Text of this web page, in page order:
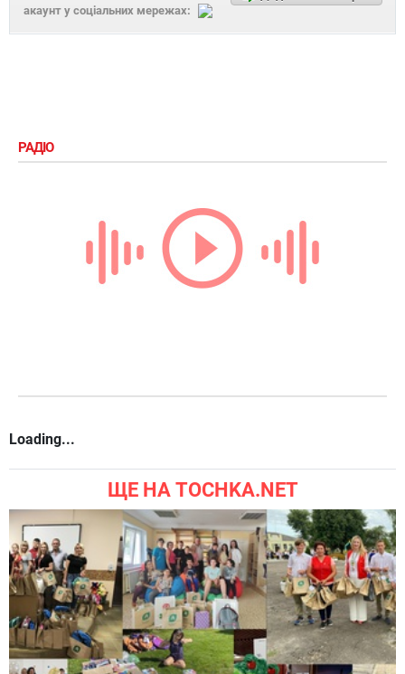
акаунт у соціальних мережах:
РАДІО
Loading...
ЩЕ НА TOCHKA.NET